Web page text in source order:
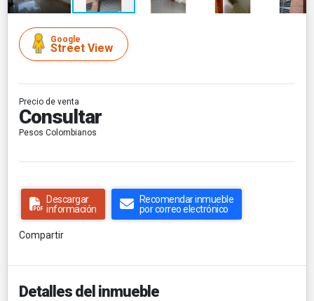
Google
Street View
Precio de venta
Consultar
Pesos Colombianos
Descargar
información
Recomendar inmueble
por correo electrónico
Compartir
Detalles del inmueble